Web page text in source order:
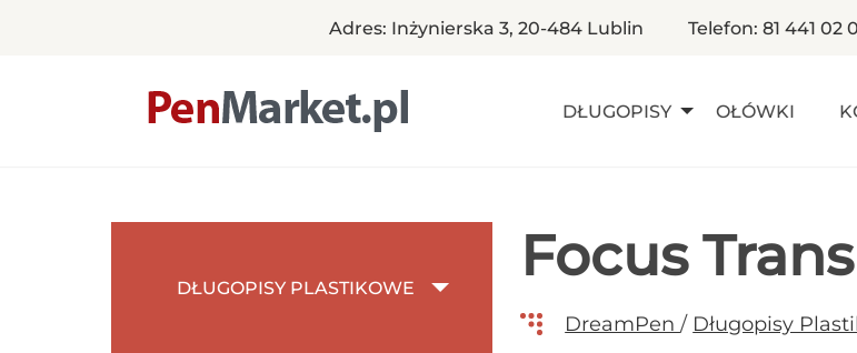
Adres: Inżynierska 3, 20-484 Lublin Telefon: 81 441 02
DŁUGOPISY OŁÓWKI
DŁUGOPISY PLASTIKOWE Focus
DreamPen/ Długopisy